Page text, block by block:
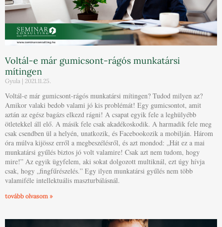
Voltál-e már gumicsont-rágós munkatársi
mítingen
Gyula 2021.11.25.
Voltál-e már gumicsont-rágós munkatársi mítingen? Tudod milyen az?
Amikor valaki bedob valami jó kis problémát! Egy gumicsontot, amit
aztán az egész bagázs elkezd rágni! A csapat egyik fele a leghülyébb
ötletekkel áll elő. A másik fele csak akadékoskodik. A harmadik fele meg
csak csendben ül a helyén, unatkozik, és Facebookozik a mobilján. Három
óra múlva kijössz erről a megbeszélésről, és azt mondod: „Hát ez a mai
munkatársi gyűlés biztos jó volt valamire! Csak azt nem tudom, hogy
mire!” Az egyik ügyfelem, aki sokat dolgozott multiknál, ezt úgy hívja
csak, hogy „fingfűrészelés.” Egy ilyen munkatársi gyűlés nem több
valamiféle intellektuális maszturbálásnál.
tovább olvasom »